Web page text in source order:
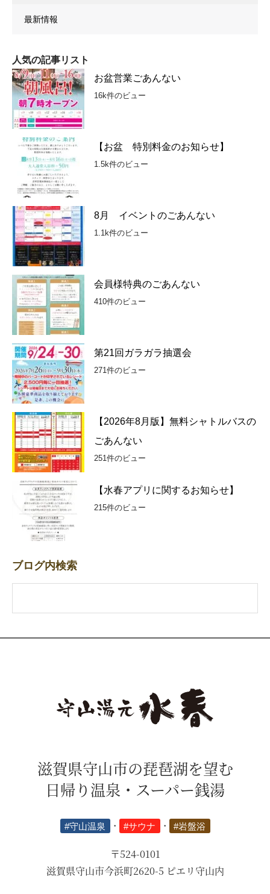
最新情報
人気の記事リスト
お盆営業ごあんない
16k件のビュー
【お盆 特別料金のお知らせ】
1.5k件のビュー
8月 イベントのごあんない
1.1k件のビュー
会員様特典のごあんない
410件のビュー
第21回ガラガラ抽選会
271件のビュー
【2026年8月版】無料シャトルバスの
ごあんない
251件のビュー
【水春アプリに関するお知らせ】
215件のビュー
ブログ内検索
滋賀県守山市の琵琶湖を望む
日帰り温泉・スーパー銭湯
#守山温泉 ・ #サウナ ・ #岩盤浴
〒524-0101
滋賀県守山市今浜町2620-5 ピエリ守山内